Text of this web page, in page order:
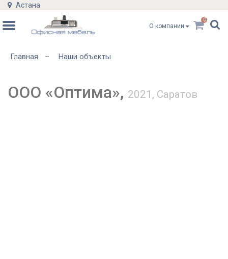
Астана
О компании
0
Главная – Наши объекты
ООО «Оптима», 2021, Саратов